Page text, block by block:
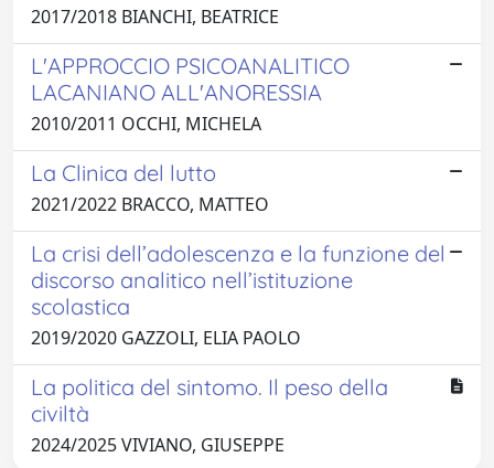
2017/2018 BIANCHI, BEATRICE
L'APPROCCIO PSICOANALITICO
LACANIANO ALL'ANORESSIA
2010/2011 OCCHI, MICHELA
La Clinica del lutto
2021/2022 BRACCO, MATTEO
La crisi dell’adolescenza e la funzione del
discorso analitico nell’istituzione
scolastica
2019/2020 GAZZOLI, ELIA PAOLO
La politica del sintomo. Il peso della
civiltà
2024/2025 VIVIANO, GIUSEPPE